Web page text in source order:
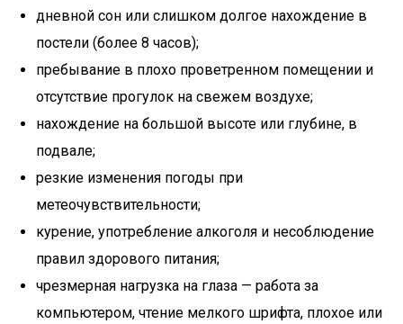
дневной сон или слишком долгое нахождение в
постели (более 8 часов);
пребывание в плохо проветренном помещении и
отсутствие прогулок на свежем воздухе;
нахождение на большой высоте или глубине, в
подвале;
резкие изменения погоды при
метеочувствительности;
курение, употребление алкоголя и несоблюдение
правил здорового питания;
чрезмерная нагрузка на глаза — работа за
компьютером, чтение мелкого шрифта, плохое или